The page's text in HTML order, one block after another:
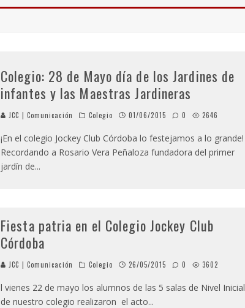
Colegio: 28 de Mayo día de los Jardines de
infantes y las Maestras Jardineras
JCC | Comunicación Colegio 01/06/2015 0 2646
¡En el colegio Jockey Club Córdoba lo festejamos a lo grande!
Recordando a Rosario Vera Peñaloza fundadora del primer
jardín de...
Fiesta patria en el Colegio Jockey Club
Córdoba
JCC | Comunicación Colegio 26/05/2015 0 3602
l vienes 22 de mayo los alumnos de las 5 salas de Nivel Inicial
de nuestro colegio realizaron el acto...